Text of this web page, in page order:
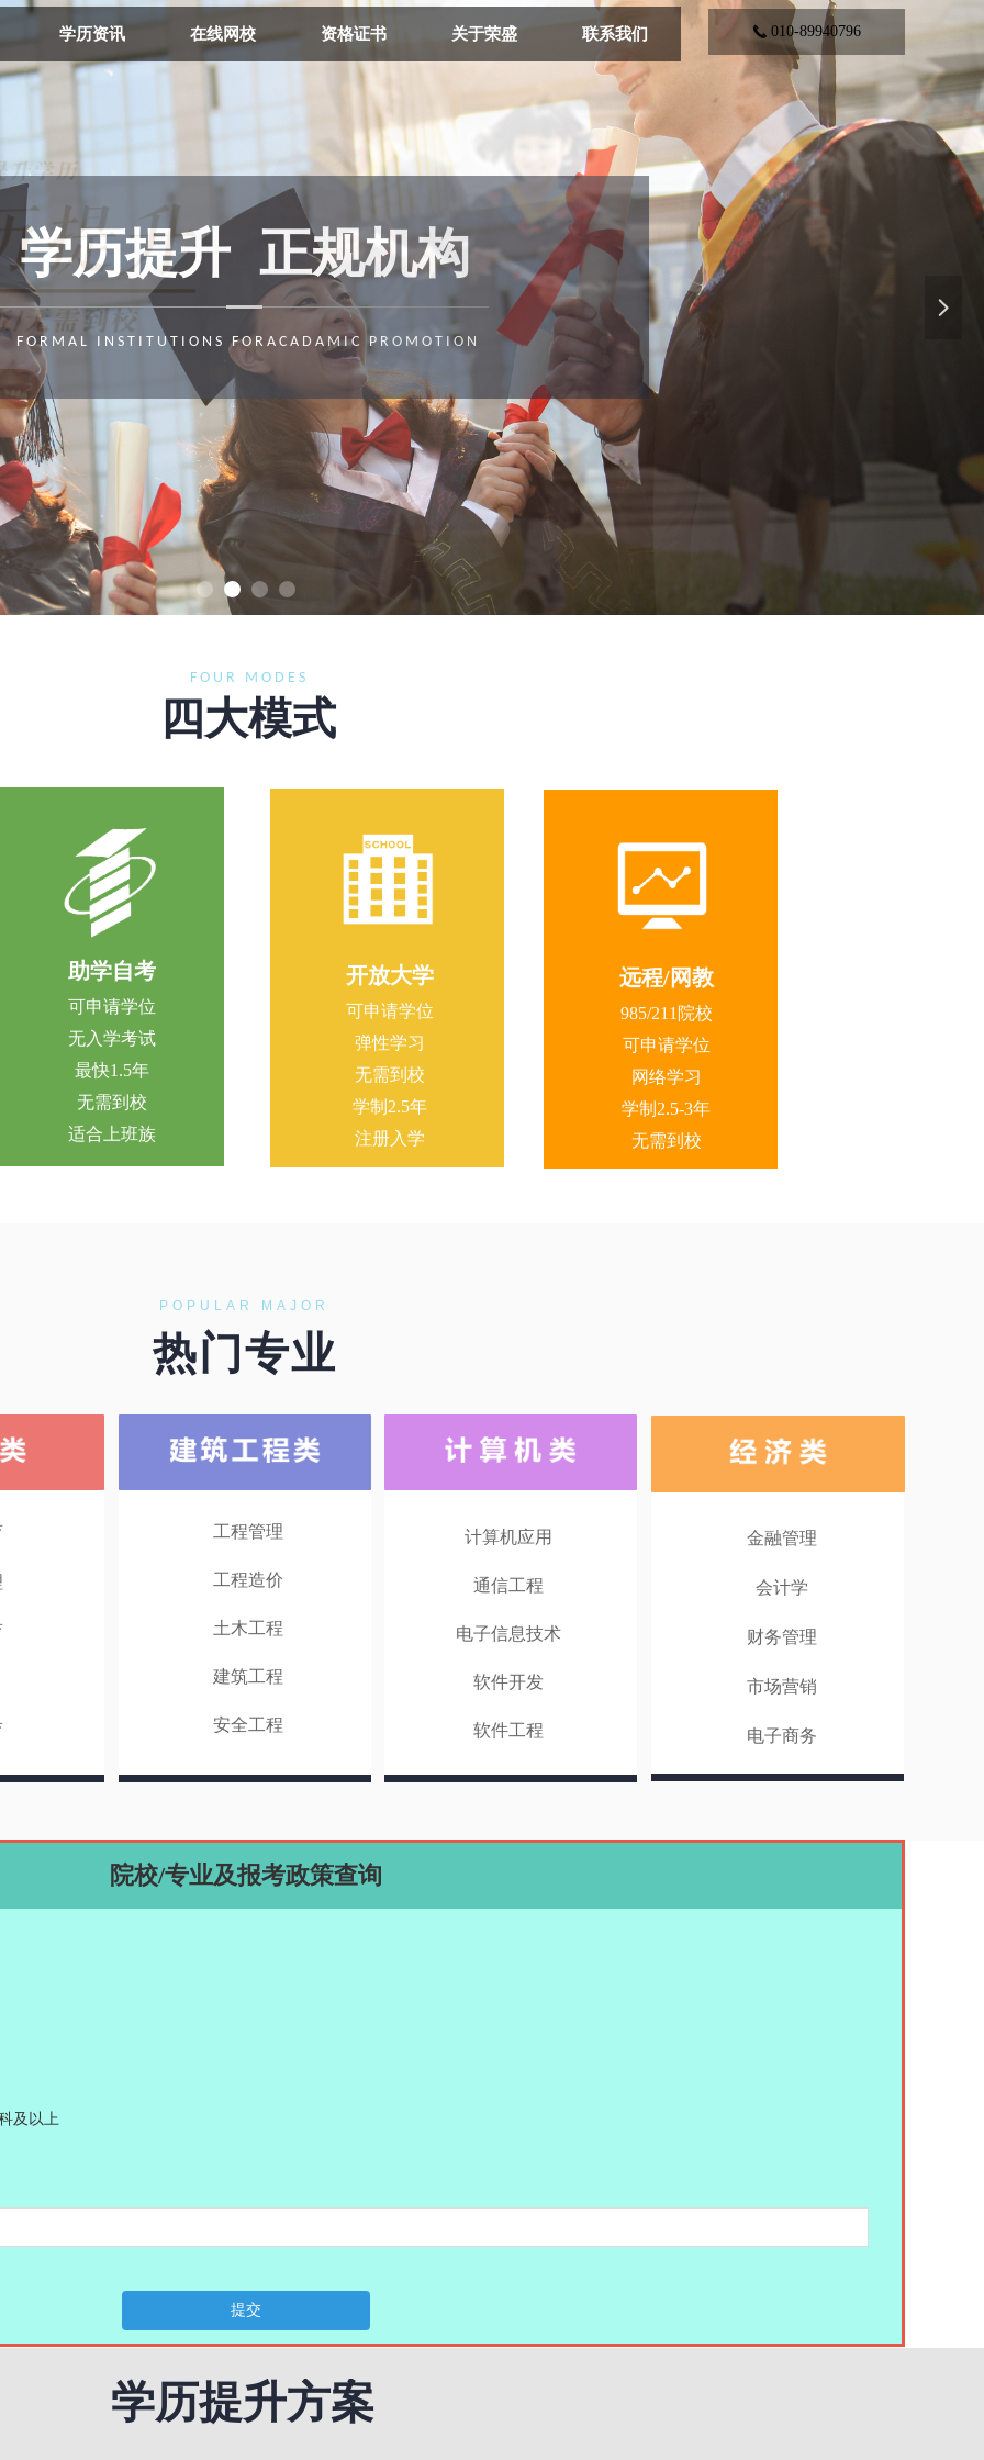
넲
学历资讯 在线网校 资格证书 关于荣盛 联系我们 끅 010-89940796
四大模式
FOUR MODES
助学自考
可申请学位
无入学考试
最快1.5年
无需到校
适合上班族
开放大学
可申请学位
弹性学习
无需到校
学制2.5年
注册入学
远程/网教
985/211院校
可申请学位
网络学习
学制2.5-3年
无需到校
学历提升方案
POPULAR MAJOR
热门专业
工程管理
工程造价
土木工程
建筑工程
安全工程
计算机应用
通信工程
电子信息技术
软件开发
软件工程
金融管理
会计学
财务管理
市场营销
电子商务
院校/专业及报考政策查询
及以上
提交